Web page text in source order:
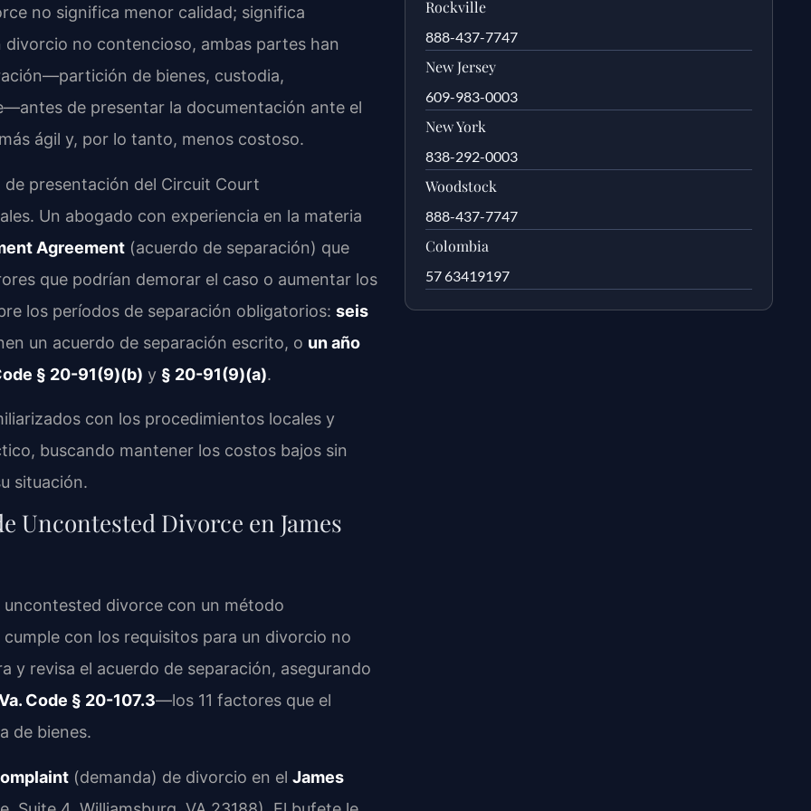
no significa menor calidad; significa
no contencioso, ambas partes han
de bienes, custodia,
de presentar la documentación ante el
ágil y, por lo tanto, menos costoso.
presentación del Circuit Court
Un abogado con experiencia en la materia
Agreement (acuerdo de separación) que
que podrían demorar el caso o aumentar los
los períodos de separación obligatorios: seis
un acuerdo de separación escrito, o un año
§ 20-91(9)(b) y § 20-91(9)(a).
con los procedimientos locales y
buscando mantener los costos bajos sin
situación.
Uncontested Divorce en James
uncontested divorce con un método
con los requisitos para un divorcio no
y revisa el acuerdo de separación, asegurando
Code § 20-107.3—los 11 factores que el
de bienes.
(demanda) de divorcio en el James
Rockville
888-437-7747
New Jersey
609-983-0003
New York
838-292-0003
Woodstock
888-437-7747
Colombia
57 63419197